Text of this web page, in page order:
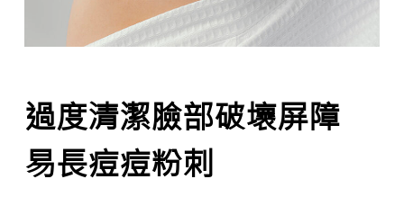
過度清潔臉部破壞屏障
易長痘痘粉刺